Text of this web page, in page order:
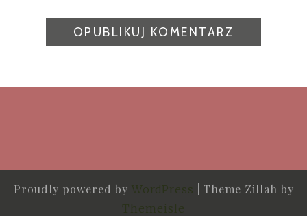
Proudly powered by WordPress Theme Zillah by
Themeisle